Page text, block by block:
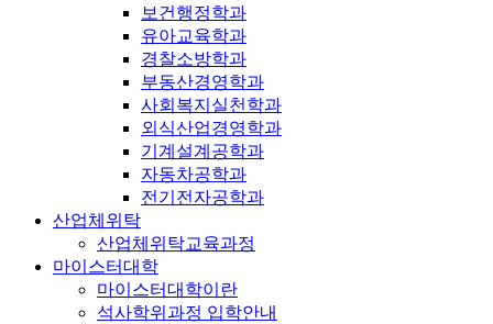
보건행정학과
유아교육학과
경찰소방학과
부동산경영학과
사회복지실천학과
외식산업경영학과
기계설계공학과
자동차공학과
전기전자공학과
산업체위탁
산업체위탁교육과정
마이스터대학
마이스터대학이란
석사학위과정 입학안내